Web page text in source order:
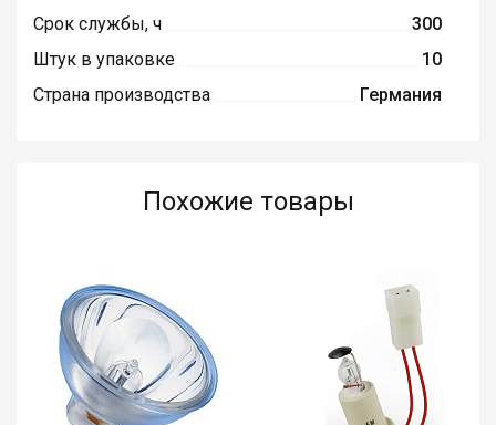
Срок службы, ч
300
Штук в упаковке
10
Страна производства
Германия
Похожие товары